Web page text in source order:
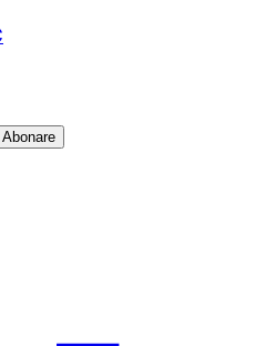
Abonare